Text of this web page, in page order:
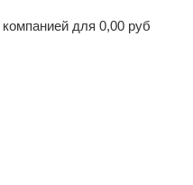
для 0,00 руб